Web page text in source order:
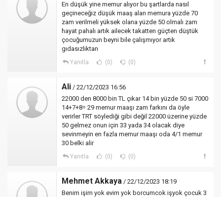
En düşük yine memur alıyor bu şartlarda nasıl
geçineceğiz düşük maaş alan memura yüzde 70
zam verilmeli yüksek olana yüzde 50 olmalı zam
hayat pahalı artık ailecek takatten güçten düştük
çocuğumuzun beyni bile çalışmıyor artık
gıdasızlıktan
Yanıtla (0) (0)
Ali / 22/12/2023 16:56
22000 den 8000 bin TL çıkar 14 bin yüzde 50 si 7000
14+7+8= 29 memur maaşı zam farkını da öyle
verirler TRT söylediği gibi değil 22000 üzerine yüzde
50 gelmez onun için 33 yada 34 olacak diye
sevinmeyin en fazla memur maaşı oda 4/1 memur
30 belki alir
Yanıtla (0) (0)
Mehmet Akkaya / 22/12/2023 18:19
Benim işim yok evim yok borcumcok işyok çocuk 3